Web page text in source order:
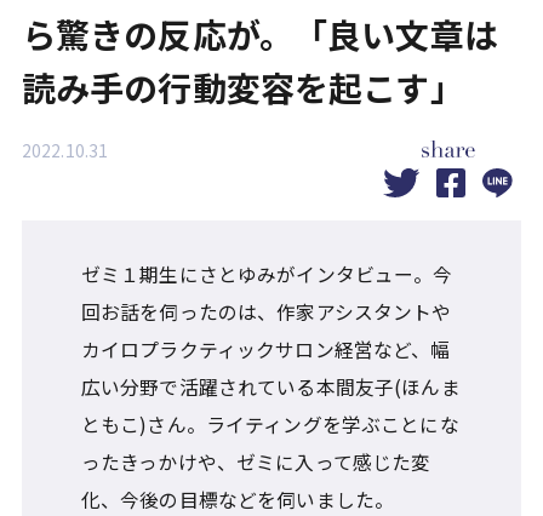
ら驚きの反応が。「良い文章は
読み手の行動変容を起こす」
2022.10.31
ゼミ１期生にさとゆみがインタビュー。今
回お話を伺ったのは、作家アシスタントや
カイロプラクティックサロン経営など、幅
広い分野で活躍されている本間友子(ほんま
ともこ)さん。ライティングを学ぶことにな
ったきっかけや、ゼミに入って感じた変
化、今後の目標などを伺いました。